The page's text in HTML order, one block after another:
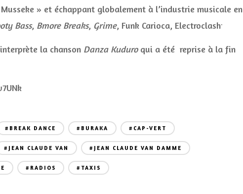
» et échappant globalement à l’industrie musicale en
Bass, Bmore Breaks, Grime, Funk Carioca, Electroclash.
la chanson Danza Kuduroqui a été reprise à la fin
#BREAK DANCE #BURAKA #CAP-VERT
#JEAN CLAUDE VAN #JEAN CLAUDE VAN DAMME
#RADIOS #TAXIS